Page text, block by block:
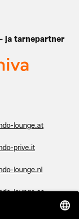
ja tarnepartner
lounge.at
prive.it
lounge.nl
lounge.se